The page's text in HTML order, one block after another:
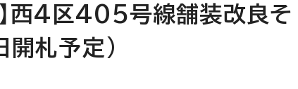
西4区405号線舗装改良そ
札予定)